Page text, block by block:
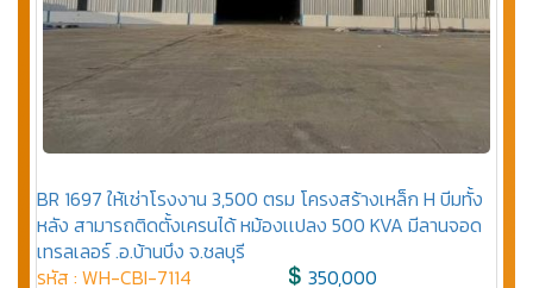
BR 1697 ให้เช่าโรงงาน 3,500 ตรม โครงสร้างเหล็ก H บีมทั้ง
หลัง สามารถติดตั้งเครนได้ หม้องเเปลง 500 KVA มีลานจอด
เทรลเลอร์ .อ.บ้านบึง จ.ชลบุรี
รหัส : WH-CBI-7114
350,000